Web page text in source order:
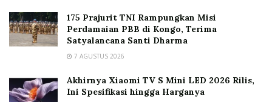
175 Prajurit TNI Rampungkan Misi
Perdamaian PBB di Kongo, Terima
Satyalancana Santi Dharma
7 AGUSTUS 2026
Akhirnya Xiaomi TV S Mini LED 2026 Rilis,
Ini Spesifikasi hingga Harganya